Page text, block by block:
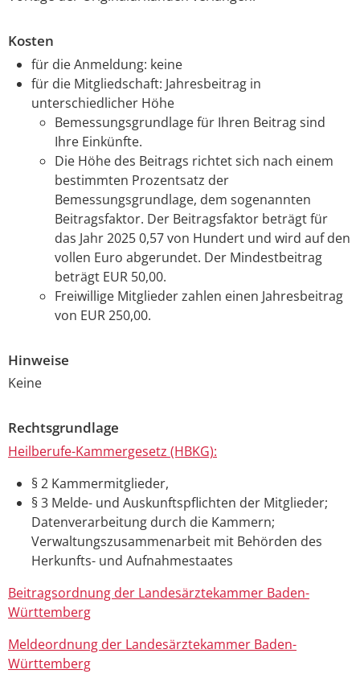
Kosten
für die Anmeldung: keine
für die Mitgliedschaft: Jahresbeitrag in
unterschiedlicher Höhe
Bemessungsgrundlage für Ihren Beitrag sind
Ihre Einkünfte.
Die Höhe des Beitrags richtet sich nach einem
bestimmten Prozentsatz der
Bemessungsgrundlage, dem sogenannten
Beitragsfaktor. Der Beitragsfaktor beträgt für
das Jahr 2025 0,57 von Hundert und wird auf den
vollen Euro abgerundet. Der Mindestbeitrag
beträgt EUR 50,00.
Freiwillige Mitglieder zahlen einen Jahresbeitrag
von EUR 250,00.
Hinweise
Keine
Rechtsgrundlage
Heilberufe-Kammergesetz (HBKG):
§ 2 Kammermitglieder,
§ 3 Melde- und Auskunftspflichten der Mitglieder;
Datenverarbeitung durch die Kammern;
Verwaltungszusammenarbeit mit Behörden des
Herkunfts- und Aufnahmestaates
Beitragsordnung der Landesärztekammer Baden-
Württemberg
Meldeordnung der Landesärztekammer Baden-
Württemberg